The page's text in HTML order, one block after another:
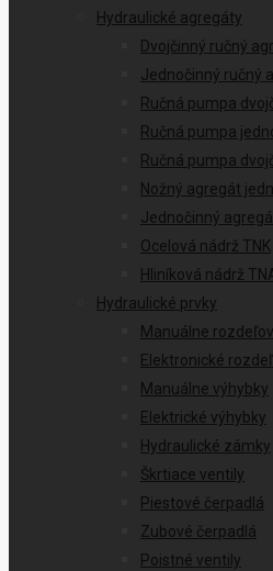
Hydraulické agregáty
Dvojčinný ručný
Jednočinný ručný
Ručná pumpa
Ručná pumpa
Ručná pumpa
Nožný agregát
Jednočinný
Ocelová nádrž TNK
Hliníková nádrž
Hydraulické prvky
Manuálne
Elektronické
Manuálne výhybky
Elektrické výhybky
Hydraulické zámky
Škrtiace ventily
Piestové čerpadlá
Zubové čerpadlá
Poistné ventily